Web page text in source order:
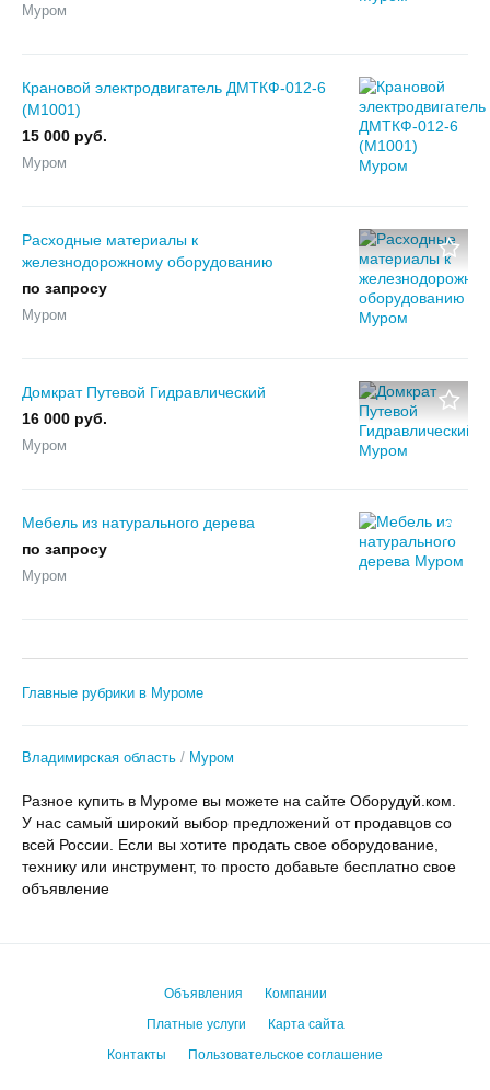
Муром
Крановой электродвигатель ДМТКФ-012-6
(М1001)
15 000 руб.
Муром
Расходные материалы к
железнодорожному оборудованию
по запросу
Муром
Домкрат Путевой Гидравлический
16 000 руб.
Муром
Мебель из натурального дерева
по запросу
Муром
Главные рубрики в Муроме
Владимирская область Муром
Разное купить в Муроме вы можете на сайте Оборудуй.ком.
У нас самый широкий выбор предложений от продавцов со
всей России. Если вы хотите продать свое оборудование,
технику или инструмент, то просто добавьте бесплатно свое
объявление
Объявления
Компании
Платные услуги
Карта сайта
Контакты
Пользовательское соглашение